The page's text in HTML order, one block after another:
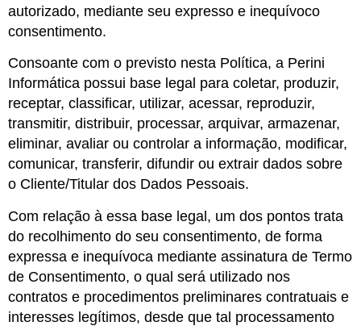
autorizado, mediante seu expresso e inequívoco
consentimento.
Consoante com o previsto nesta Política, a Perini
Informática possui base legal para coletar, produzir,
receptar, classificar, utilizar, acessar, reproduzir,
transmitir, distribuir, processar, arquivar, armazenar,
eliminar, avaliar ou controlar a informação, modificar,
comunicar, transferir, difundir ou extrair dados sobre
o Cliente/Titular dos Dados Pessoais.
Com relação à essa base legal, um dos pontos trata
do recolhimento do seu consentimento, de forma
expressa e inequívoca mediante assinatura de Termo
de Consentimento, o qual será utilizado nos
contratos e procedimentos preliminares contratuais e
interesses legítimos, desde que tal processamento